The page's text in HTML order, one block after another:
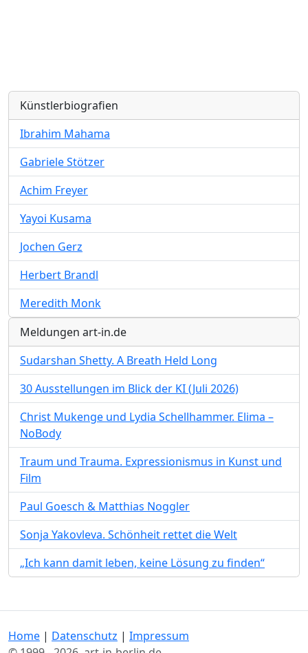
Künstlerbiografien
Ibrahim Mahama
Gabriele Stötzer
Achim Freyer
Yayoi Kusama
Jochen Gerz
Herbert Brandl
Meredith Monk
Meldungen art-in.de
Sudarshan Shetty. A Breath Held Long
30 Ausstellungen im Blick der KI (Juli 2026)
Christ Mukenge und Lydia Schellhammer. Elima –
NoBody
Traum und Trauma. Expressionismus in Kunst und
Film
Paul Goesch & Matthias Noggler
Sonja Yakovleva. Schönheit rettet die Welt
„Ich kann damit leben, keine Lösung zu finden“
Home | Datenschutz | Impressum